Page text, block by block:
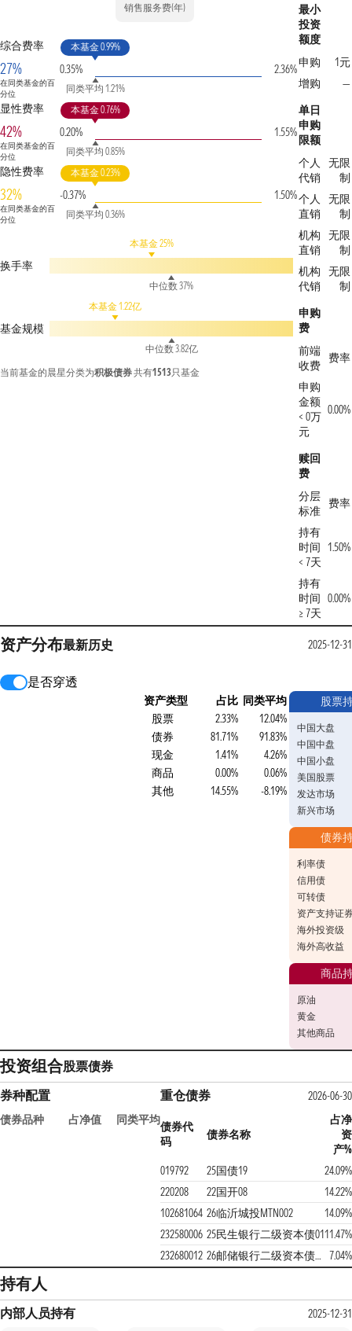
销售服务费(年)
综合费率
27%
在同类基金的百
分位
0.35%
本基金 0.99%
同类平均 1.21%
2.36%
显性费率
42%
在同类基金的百
分位
0.20%
本基金 0.76%
同类平均 0.85%
1.55%
隐性费率
32%
在同类基金的百
分位
-0.37%
本基金 0.23%
同类平均 0.36%
1.50%
换手率
本基金 25%
中位数 37%
基金规模
本基金 1.22亿
中位数 3.82亿
当前基金的晨星分类为积极债券共有1513只基金
最小
投资
额度
申购
1元
增购
—
单日
申购
限额
个人
代销
无限
制
个人
直销
无限
制
机构
直销
无限
制
机构
代销
无限
制
申购
费
前端
收费
费率
申购
金额
< 0万
元
0.00%
赎回
费
分层
标准
费率
持有
时间
< 7天
1.50%
持有
时间
≥ 7天
0.00%
资产分布最新历史 2025-12-31
是否穿透
资产类型 占比 同类平均
股票
2.33%
12.04%
债券
81.71%
91.83%
现金
1.41%
4.26%
商品
0.00%
0.06%
其他
14.55% -8.19%
股票
中国大盘
中国中盘
中国小盘
美国股票
发达市场
新兴市场
债券
利率债
信用债
可转债
资产支持证
海外投资级
海外高收益
商品
原油
黄金
其他商品
投资组合股票债券
券种配置
债券品种 占净值 同类平均
重仓债券 2026-06-30
债券代
码
债券名称
占净
资
产%
019792
25国债19
24.09%
220208
22国开08
14.22%
102681064 26临沂城投MTN002
14.09%
232580006 25民生银行二级资本债0111.47%
232680012
26邮储银行二级资本债01BC 7.04%
持有人
内部人员持有 2025-12-31